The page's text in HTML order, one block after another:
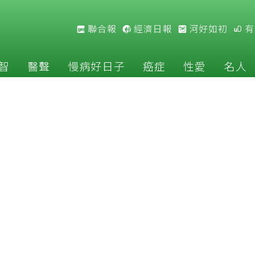
聯合報 經濟日報 河好如初
醫聲 慢病好日子 癌症 性愛 名人